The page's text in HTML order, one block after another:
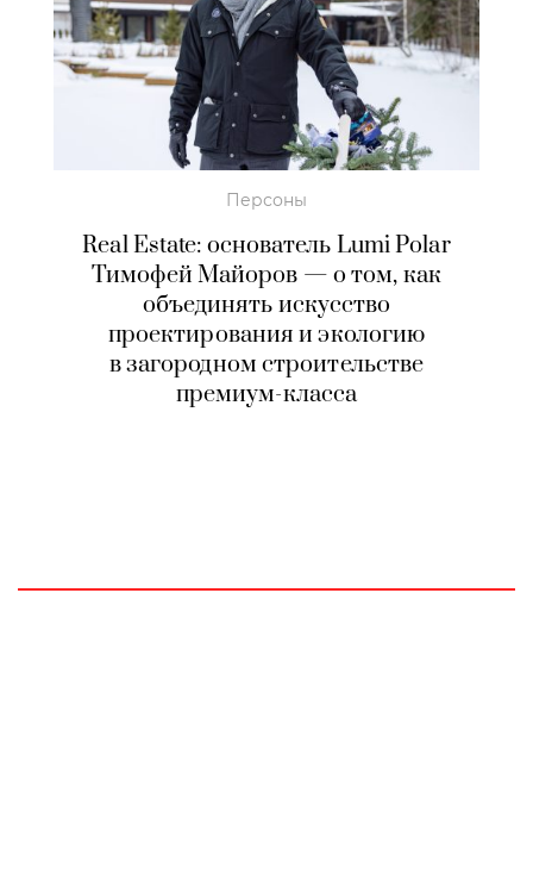
Персоны
Real Estate: основатель Lumi Polar
Тимофей Майоров — о том, как
объединять искусство
проектирования и экологию
в загородном строительстве
премиум-класса